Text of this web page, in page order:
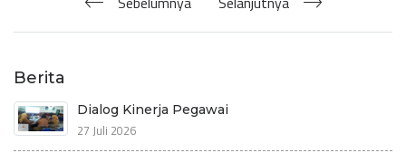
Berita
Dialog Kinerja Pegawai
27 Juli 2026